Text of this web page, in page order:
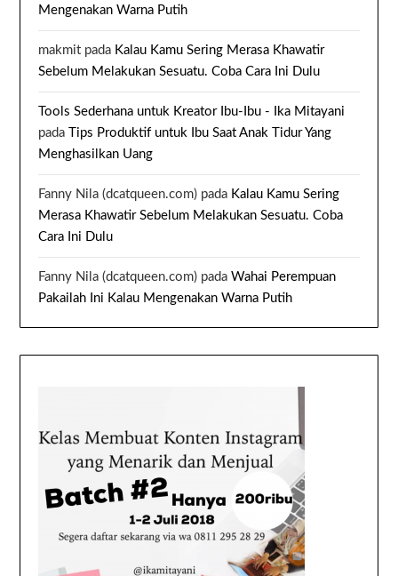
Mengenakan Warna Putih
makmit pada Kalau Kamu Sering Merasa Khawatir
Sebelum Melakukan Sesuatu. Coba Cara Ini Dulu
Tools Sederhana untuk Kreator Ibu-Ibu - Ika Mitayani
pada
Tips Produktif untuk Ibu Saat Anak Tidur Yang
Menghasilkan Uang
Fanny Nila (dcatqueen.com) pada Kalau Kamu Sering
Merasa Khawatir Sebelum Melakukan Sesuatu. Coba
Cara Ini Dulu
Fanny Nila (dcatqueen.com) padaWahai Perempuan
Pakailah Ini Kalau Mengenakan Warna Putih